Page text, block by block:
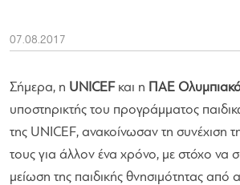
07.08.2017
Σήμερα, η UNICEF και η ΠΑΕ
υποστηρικτής του προγράμματος
της UNICEF, ανακοίνωσαν τη συνέχιση
τους για άλλον ένα χρόνο, με στόχο να
μείωση της παιδικής θνησιμότητας από